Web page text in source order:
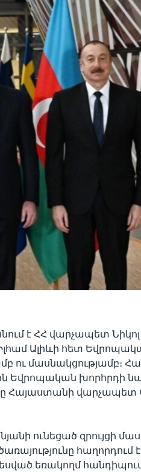
է ՀՀ վարչապետ
Ալիևի հետ
ու մասնակցությամբ։
Եվրոպական խորհրդի
Հայաստանի վարչապետ
ունեցած զրույցի
հաղորդում
եռակողմ